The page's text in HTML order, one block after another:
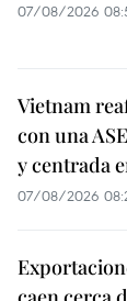
07/08/2026
Vietnam
con una
y centrada
07/08/2026